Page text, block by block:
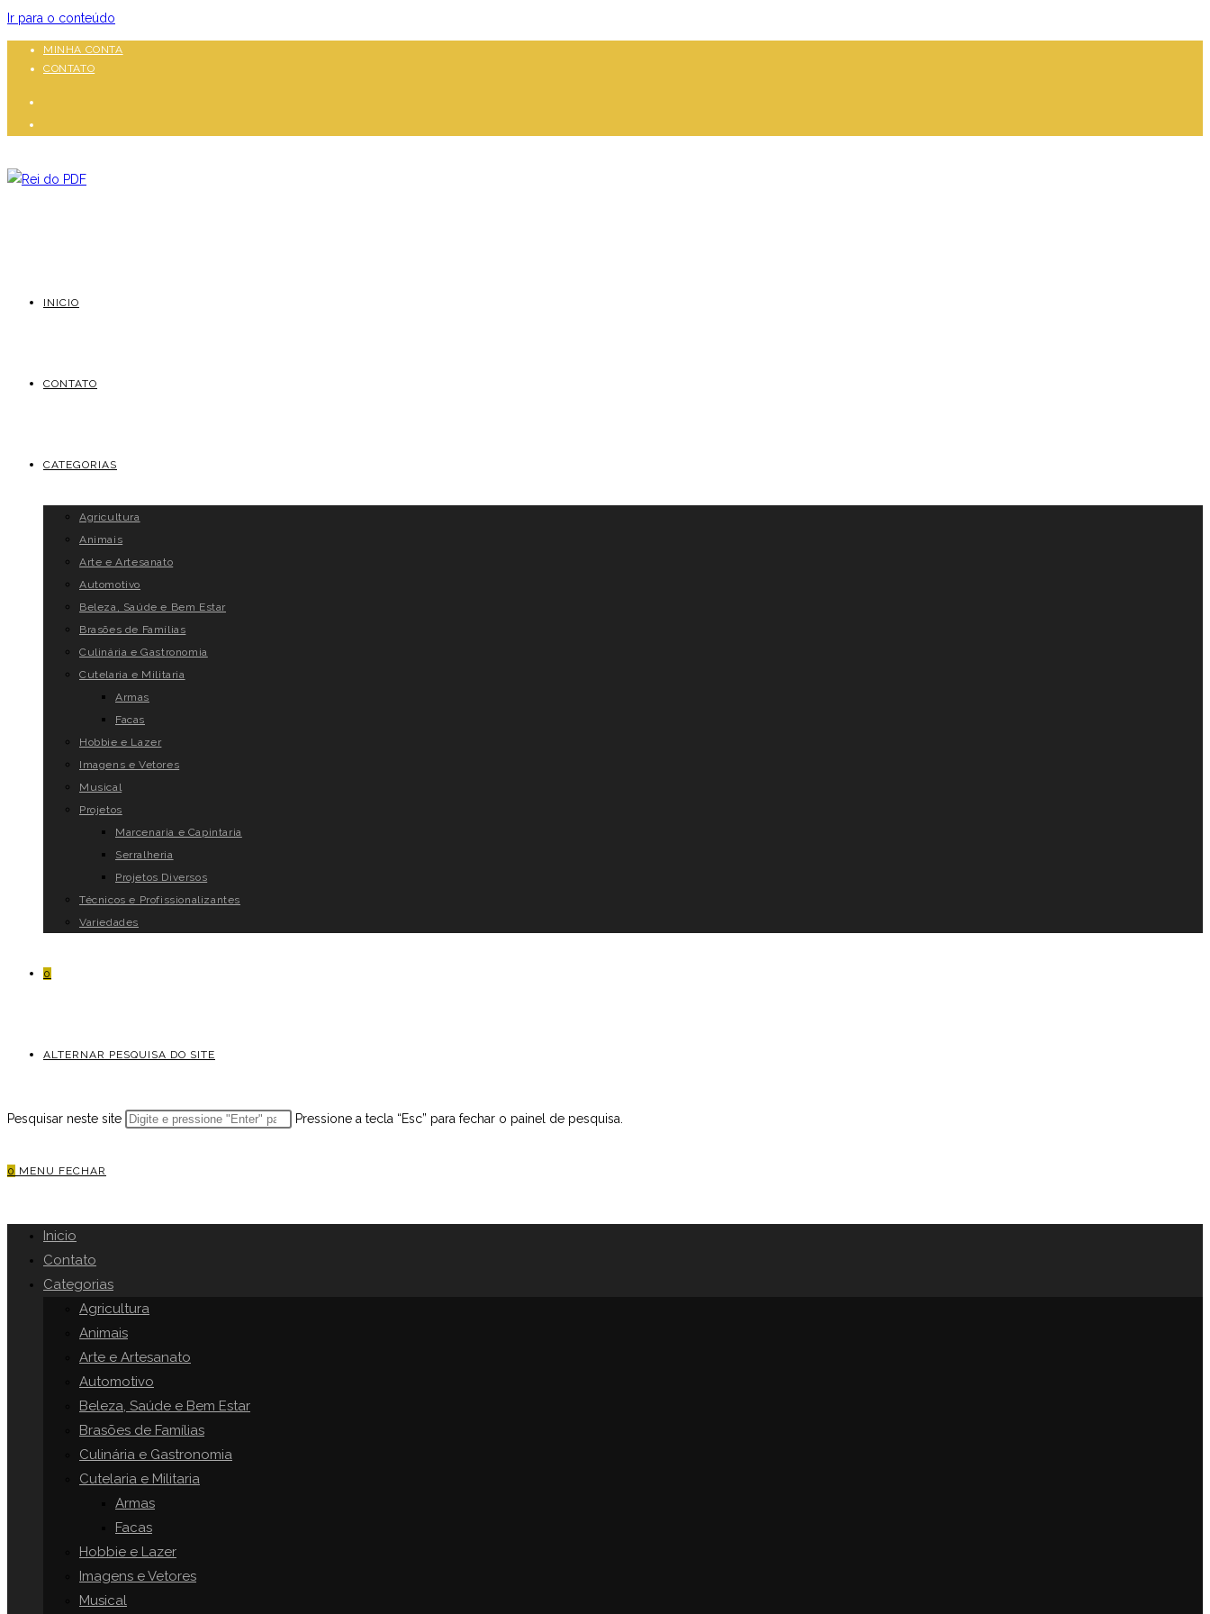
Ir para o conteúdo
MINHA CONTA
CONTATO
INICIO
CONTATO
CATEGORIAS
Agricultura
Animais
Arte e Artesanato
Automotivo
Beleza, Saúde e Bem Estar
Brasões de Famílias
Culinária e Gastronomia
Cutelaria e Militaria
Armas
Facas
Hobbie e Lazer
Imagens e Vetores
Musical
Projetos
Marcenaria e Capintaria
Serralheria
Projetos Diversos
Técnicos e Profissionalizantes
Variedades
0
ALTERNAR PESQUISA DO SITE
Pesquisar neste site Pressione a tecla “Esc” para fechar o painel de pesquisa.
0 MENU FECHAR
Inicio
Contato
Categorias
Agricultura
Animais
Arte e Artesanato
Automotivo
Beleza, Saúde e Bem Estar
Brasões de Famílias
Culinária e Gastronomia
Cutelaria e Militaria
Armas
Facas
Hobbie e Lazer
Imagens e Vetores
Musical